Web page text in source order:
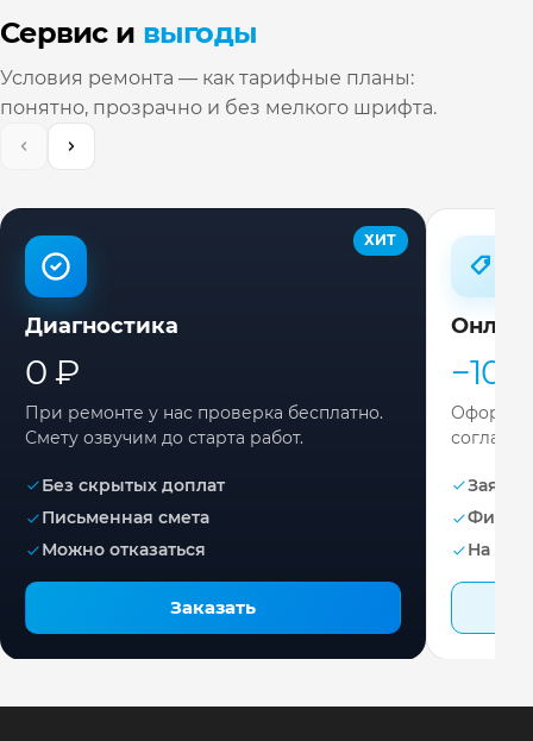
Сервис и выгоды
Условия ремонта — как тарифные планы:
понятно, прозрачно и без мелкого шрифта.
ХИТ
Диагностика
0 ₽
При ремонте у нас проверка бесплатно.
Смету озвучим до старта работ.
Без скрытых доплат
Письменная смета
Можно отказаться
Заказать
−10%
Заявка
На